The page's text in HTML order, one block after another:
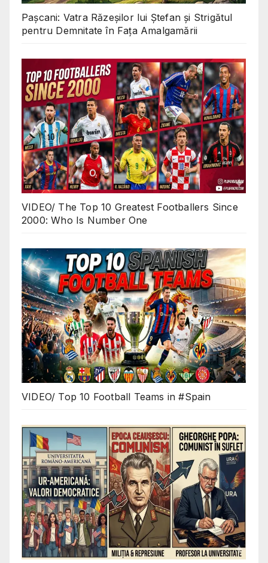
Pașcani: Vatra Răzeșilor lui Ștefan și Strigătul
pentru Demnitate în Fața Amalgamării
VIDEO/ The Top 10 Greatest Footballers Since
2000: Who Is Number One
VIDEO/ Top 10 Football Teams in #Spain